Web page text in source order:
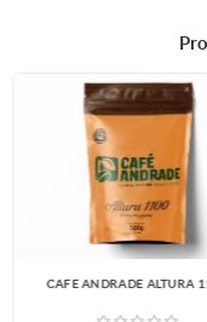
CAFE ANDRADE ALTURA 1100